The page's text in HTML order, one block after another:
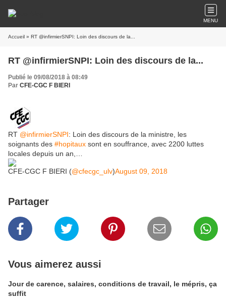
MENU
Accueil » RT @infirmierSNPI: Loin des discours de la...
RT @infirmierSNPI: Loin des discours de la...
Publié le 09/08/2018 à 08:49
Par CFE-CGC F BIERI
RT @infirmierSNPI: Loin des discours de la ministre, les
soignants des #hopitaux sont en souffrance, avec 2200 luttes
locales depuis un an,…
CFE-CGC F BIERI (@cfecgc_ulv)August 09, 2018
Partager
Vous aimerez aussi
Jour de carence, salaires, conditions de travail, le mépris, ça
suffit